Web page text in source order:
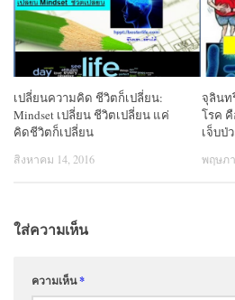
เปลี่ยนความคิด ชีวิตก็เปลี่ยน:
Mindset เปลี่ยน ชีวิตเปลี่ยน แค่
คิดชีวิตก็เปลี่ยน
สิงหาคม 14, 2016
จุลินท
โรค
เจ็บป่
พฤษภ
ใส่ความเห็น
ความเห็น*